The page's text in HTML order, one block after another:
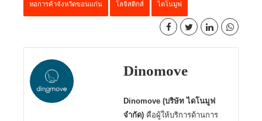
หอการค้าจังหวัดขอนแก่น โลจิสติกส์ ไดโนมูฟ
Dinomove
Dinomove (บริษัท ไดโนมูฟ
จำกัด) คือผู้ให้บริการด้านการ